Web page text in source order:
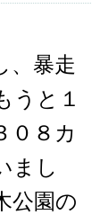
、暴走
うと１
０８カ
まし
公園の